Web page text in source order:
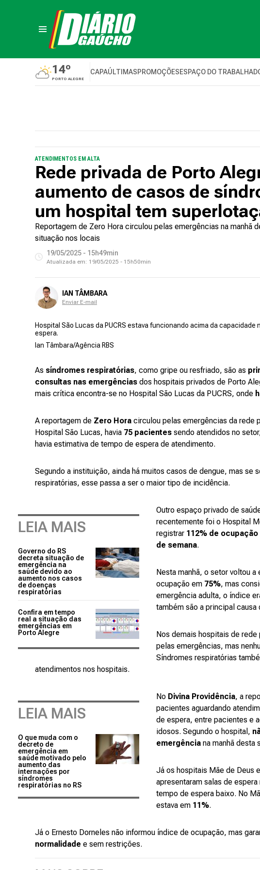
14º
PORTO ALEGRE
CAPAÚLTIMASPROMOÇÕESESPAÇO DO
ATENDIMENTOS EM ALTA
Rede privada de Porto
aumento de casos de
um hospital tem
Reportagem de Zero Hora circulou pelas emergências na manhã
situação nos locais
19/05/2025 - 15h49min
Atualizada em: 19/05/2025 - 15h50min
IAN TÂMBARA
Enviar E-mail
Hospital São Lucas da PUCRS estava funcionando acima da capacidade
espera.
Ian Tâmbara/Agência RBS
As síndromes respiratórias, como gripe ou resfriado, são as
consultas nas emergências dos hospitais privados de Porto
mais crítica encontra-se no Hospital São Lucas da PUCRS, onde
A reportagem de Zero Hora circulou pelas emergências da rede
Hospital São Lucas, havia 75 pacientes sendo atendidos no
havia estimativa de tempo de espera de atendimento.
Segundo a instituição, ainda há muitos casos de dengue, mas se
respiratórias, esse passa a ser o maior tipo de incidência.
LEIA MAIS
Governo do RS
decreta situação de
emergência na
saúde devido ao
aumento nos casos
de doenças
respiratórias
Confira em tempo
real a situação das
emergências em
Porto Alegre
Outro espaço privado de
recentemente foi o Hospital
registrar 112% de
de semana.
Nesta manhã, o setor voltou
ocupação em 75%, mas
emergência adulta, o índice
também são a principal
Nos demais hospitais de rede
pelas emergências, mas
Síndromes respiratórias
atendimentos nos hospitais.
LEIA MAIS
O que muda com o
decreto de
emergência em
saúde motivado pelo
aumento das
internações por
síndromes
respiratórias no RS
No Divina Providência, a
pacientes aguardando
de espera, entre pacientes e
idosos. Segundo o hospital,
emergência na manhã desta
Já os hospitais Mãe de Deus
apresentaram salas de
tempo de espera baixo. No
estava em 11%.
Já o Ernesto Dorneles não informou índice de ocupação, mas
normalidade e sem restrições.